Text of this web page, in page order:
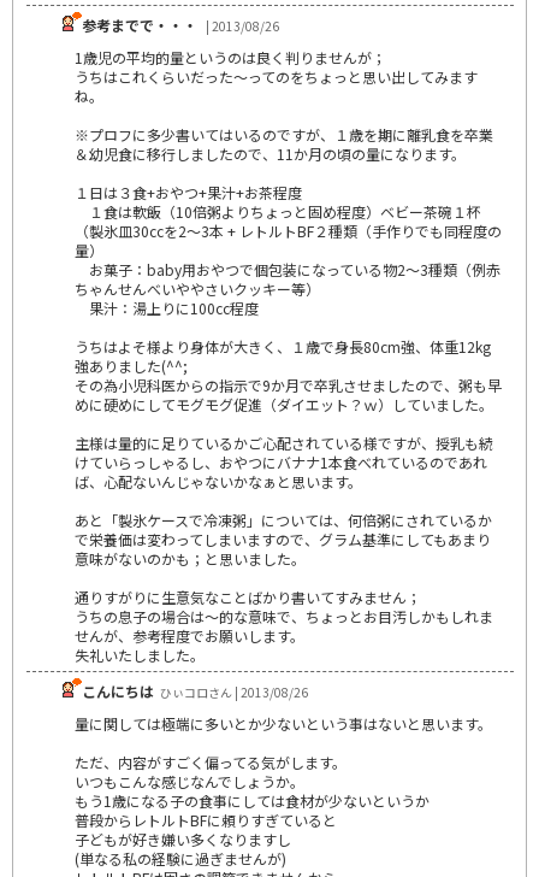
参考までで・・・
| 2013/08/26
1歳児の平均的量というのは良く判りませんが；
うちはこれくらいだった～ってのをちょっと思い出してみます
ね。
※プロフに多少書いてはいるのですが、１歳を期に離乳食を卒業
＆幼児食に移行しましたので、11か月の頃の量になります。
１日は３食+おやつ+果汁+お茶程度
１食は軟飯（10倍粥よりちょっと固め程度）ベビー茶碗１杯
（製氷皿30ccを2～3本 + レトルトBF２種類（手作りでも同程度の
量）
お菓子：baby用おやつで個包装になっている物2～3種類（例赤
ちゃんせんべいややさいクッキー等）
果汁：湯上りに100cc程度
うちはよそ様より身体が大きく、１歳で身長80cm強、体重12kg
強ありました(^^;
その為小児科医からの指示で9か月で卒乳させましたので、粥も早
めに硬めにしてモグモグ促進（ダイエット？ｗ）していました。
主様は量的に足りているかご心配されている様ですが、授乳も続
けていらっしゃるし、おやつにバナナ1本食べれているのであれ
ば、心配ないんじゃないかなぁと思います。
あと「製氷ケースで冷凍粥」については、何倍粥にされているか
で栄養価は変わってしまいますので、グラム基準にしてもあまり
意味がないのかも；と思いました。
通りすがりに生意気なことばかり書いてすみません；
うちの息子の場合は～的な意味で、ちょっとお目汚しかもしれま
せんが、参考程度でお願いします。
失礼いたしました。
こんにちは ひぃコロさん | 2013/08/26
量に関しては極端に多いとか少ないという事はないと思います。
ただ、内容がすごく偏ってる気がします。
いつもこんな感じなんでしょうか。
もう1歳になる子の食事にしては食材が少ないというか
普段からレトルトBFに頼りすぎていると
子どもが好き嫌い多くなりますし
(単なる私の経験に過ぎませんが)